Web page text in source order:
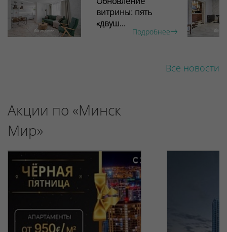
витрины: пять
«двуш...
Подробнее
Все новости
Акции по «Минск
Мир»